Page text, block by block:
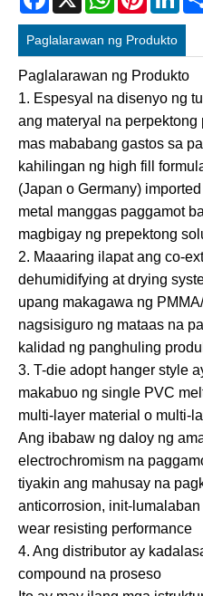
Paglalarawan ng Produkto
Paglalarawan ng Produkto
1. Espesyal na disenyo ng
ang materyal na perpektong
mas mababang gastos sa
kahilingan ng high fill
(Japan o Germany)
metal manggas paggamot
magbigay ng prepektong
2. Maaaring ilapat ang co-
dehumidifying at drying
upang makagawa ng
nagsisiguro ng mataas na
kalidad ng panghuling
3. T-die adopt hanger style
makabuo ng single PVC
multi-layer material o multi-
Ang ibabaw ng daloy ng
electrochromism na
tiyakin ang mahusay na
anticorrosion, init-lumalaban
wear resisting performance
4. Ang distributor ay
compound na proseso